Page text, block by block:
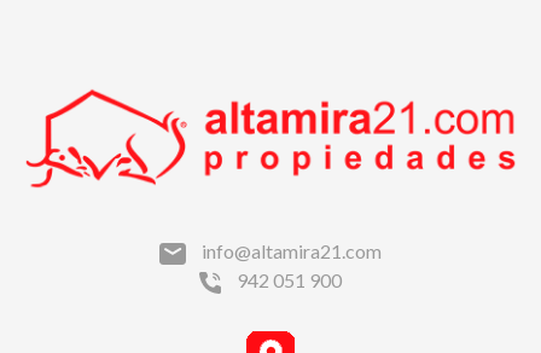
info@altamira21.com
942 051 900